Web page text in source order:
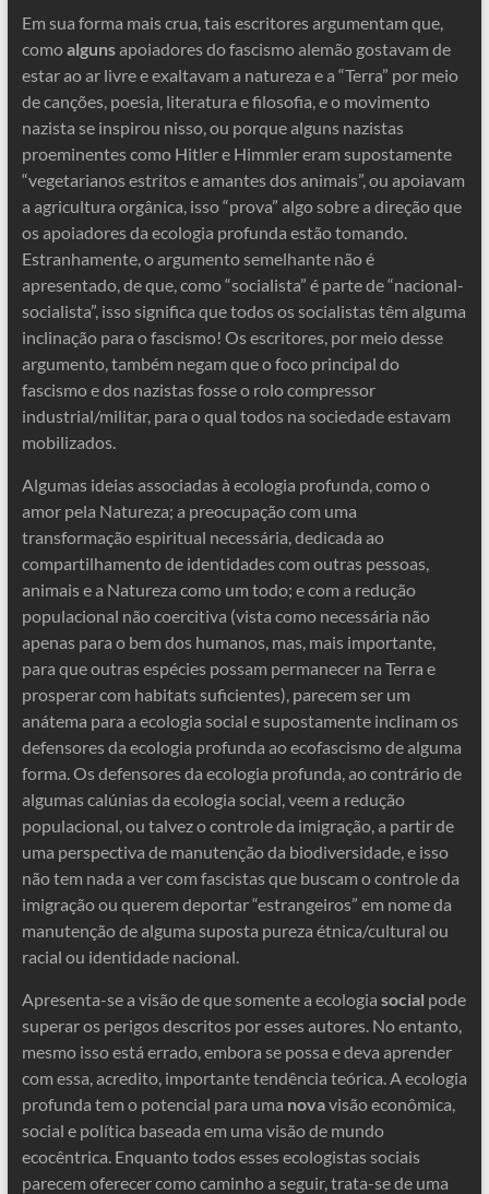
Em sua forma mais crua, tais escritores argumentam que,
comoalgunsapoiadores do fascismo alemão gostavam de
estar ao ar livre e exaltavam a natureza e a “Terra” por meio
de canções, poesia, literatura e filosofia, e o movimento
nazista se inspirou nisso, ou porque alguns nazistas
proeminentes como Hitler e Himmler eram supostamente
“vegetarianos estritos e amantes dos animais”, ou apoiavam
a agricultura orgânica, isso “prova” algo sobre a direção que
os apoiadores da ecologia profunda estão tomando.
Estranhamente, o argumento semelhante não é
apresentado, de que, como “socialista” é parte de “nacional-
socialista”, isso significa que todos os socialistas têm alguma
inclinação para o fascismo! Os escritores, por meio desse
argumento, também negam que o foco principal do
fascismo e dos nazistas fosse o rolo compressor
industrial/militar, para o qual todos na sociedade estavam
mobilizados.
Algumas ideias associadas à ecologia profunda, como o
amor pela Natureza; a preocupação com uma
transformação espiritual necessária, dedicada ao
compartilhamento de identidades com outras pessoas,
animais e a Natureza como um todo; e com a redução
populacional não coercitiva (vista como necessária não
apenas para o bem dos humanos, mas, mais importante,
para que outras espécies possam permanecer na Terra e
prosperar com habitats suficientes), parecem ser um
anátema para a ecologia social e supostamente inclinam os
defensores da ecologia profunda ao ecofascismo de alguma
forma. Os defensores da ecologia profunda, ao contrário de
algumas calúnias da ecologia social, veem a redução
populacional, ou talvez o controle da imigração, a partir de
uma perspectiva de manutenção da biodiversidade, e isso
não tem nada a ver com fascistas que buscam o controle da
imigração ou querem deportar “estrangeiros” em nome da
manutenção de alguma suposta pureza étnica/cultural ou
racial ou identidade nacional.
Apresenta-se a visão de que somente a ecologia social pode
superar os perigos descritos por esses autores. No entanto,
mesmo isso está errado, embora se possa e deva aprender
com essa, acredito, importante tendência teórica. A ecologia
profunda tem o potencial para uma novavisão econômica,
social e política baseada em uma visão de mundo
ecocêntrica. Enquanto todos esses ecologistas sociais
parecem oferecer como caminho a seguir, trata-se de uma